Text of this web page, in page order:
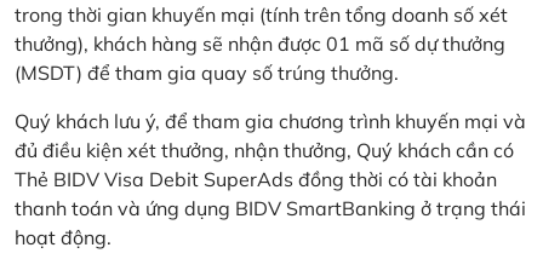
trong thời gian khuyến mại (tính trên tổng doanh số xét
thưởng), khách hàng sẽ nhận được 01 mã số dự thưởng
(MSDT) để tham gia quay số trúng thưởng.
Quý khách lưu ý, để tham gia chương trình khuyến mại và
đủ điều kiện xét thưởng, nhận thưởng, Quý khách cần có
Thẻ BIDV Visa Debit SuperAds đồng thời có tài khoản
thanh toán và ứng dụng BIDV SmartBanking ở trạng thái
hoạt động.